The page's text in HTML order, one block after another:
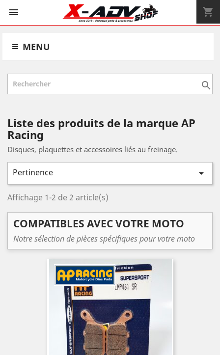
 shopping_cart
MENU

Liste des produits de la marque AP
Racing
Disques, plaquettes et accessoires liés au freinage.
Pertinence 
Affichage 1-2 de 2 article(s)
COMPATIBLES AVEC VOTRE MOTO
Notre sélection de pièces spécifiques pour votre moto